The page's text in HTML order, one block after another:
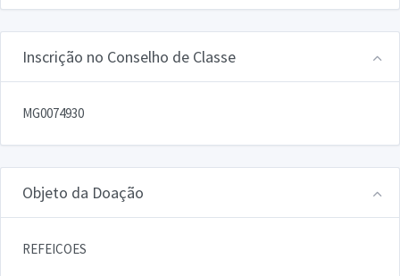
Inscrição no Conselho de Classe
MG0074930
Objeto da Doação
REFEICOES